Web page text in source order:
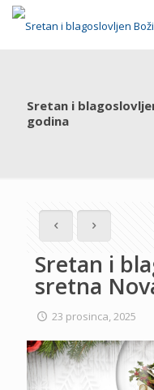
Sretan i
godina
Sretan i
sretna
23 prosinca, 2025